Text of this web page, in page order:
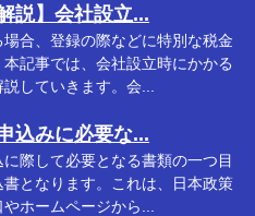
説】会社設立...
合、登録の際などに特別な税金
記事では、会社設立時にかかる
していきます。会...
込みに必要な...
際して必要となる書類の一つ目
書となります。これは、日本政策
ホームページから...